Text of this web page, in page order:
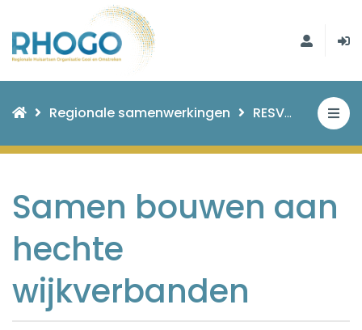
Regionale samenwerkingen RESV
Samen bouwen aan
hechte
wijkverbanden